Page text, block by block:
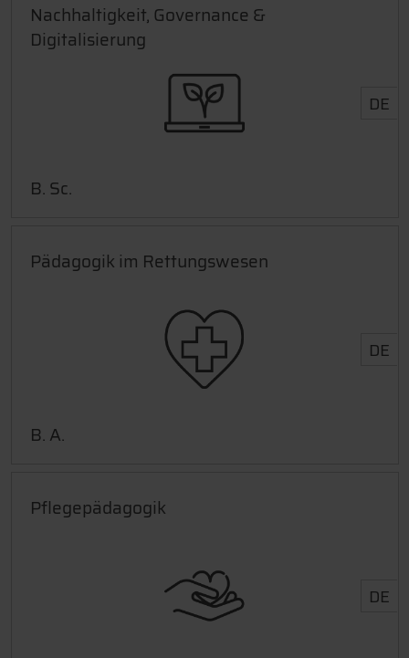
Nachhaltigkeit, Governance &
Digitalisierung
DE
B. Sc.
Pädagogik im Rettungswesen
DE
B. A.
Pflegepädagogik
DE